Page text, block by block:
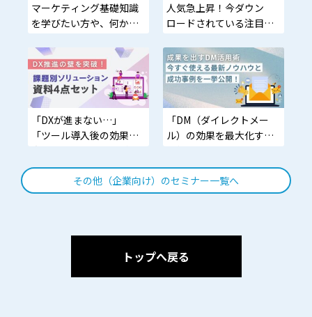
マーケティング基礎知識
を学びたい方や、何から
い方に最適
人気急上昇！今ダウン
ロードされている注目コ
「DXが進まない…」
「ツール導入後の効果が
まとめて解決！
「DM（ダイレクトメー
ル）の効果を最大化する
い！」そんな広告代理
店・マーケティング・営
業担当者の方へ
その他（企業向け）のセミナー一覧へ
トップへ戻る